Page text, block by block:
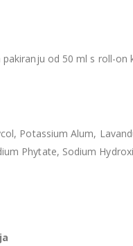
od 50 ml s roll-on
Potassium Alum,
Phytate, Sodium